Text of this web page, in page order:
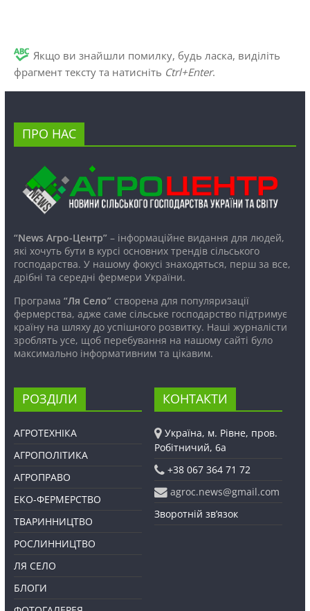
Якщо ви знайшли помилку, будь ласка, виділіть
фрагмент тексту та натисніть Ctrl+Enter.
ПРО НАС
“News Агро-Центр”– інформаційне видання для людей,
які хочуть бути в курсі основних трендів сільського
господарства. У нашому фокусі знаходяться, перш за все,
дрібні та середні фермери України.
Програма “Ля Село”створена для популяризації
фермерства, адже саме сільське господарство підтримує
країну на шляху до успішного розвитку. Наші журналісти
зроблять усе, щоб перебування на нашому сайті було
максимально інформативним та цікавим.
РОЗДІЛИ
АГРОТЕХНІКА
АГРОПОЛІТИКА
АГРОПРАВО
ЕКО-ФЕРМЕРСТВО
ТВАРИННИЦТВО
РОСЛИННИЦТВО
ЛЯ СЕЛО
БЛОГИ
КОНТАКТИ
Україна, м. Рівне, пров.
Робітничий, 6а
+38 067 364 71 72
agroc.news@gmail.com
Зворотній зв’язок